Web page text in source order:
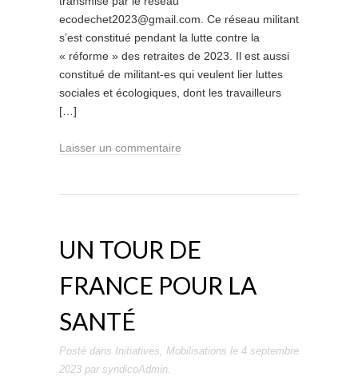
ecodechet2023@gmail.com. Ce réseau militant
s’est constitué pendant la lutte contre la
« réforme » des retraites de 2023. Il est aussi
constitué de militant-es qui veulent lier luttes
sociales et écologiques, dont les travailleurs
[…]
Laisser un commentaire
UN TOUR DE
FRANCE POUR LA
SANTÉ
Posté dans Initiatives, Mobilisations le 4 septembre
2023 par syndicoAdmin.